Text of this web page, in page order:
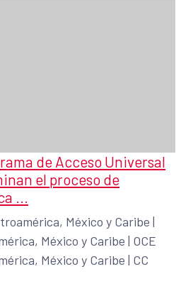
de Acceso Universal
el proceso de
...
México y Caribe |
México y Caribe | OCE
México y Caribe | CC